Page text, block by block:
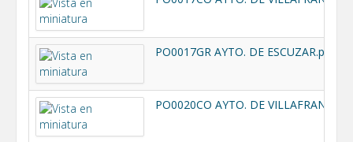
PO0017GR AYTO. DE ESCUZAR.pdf